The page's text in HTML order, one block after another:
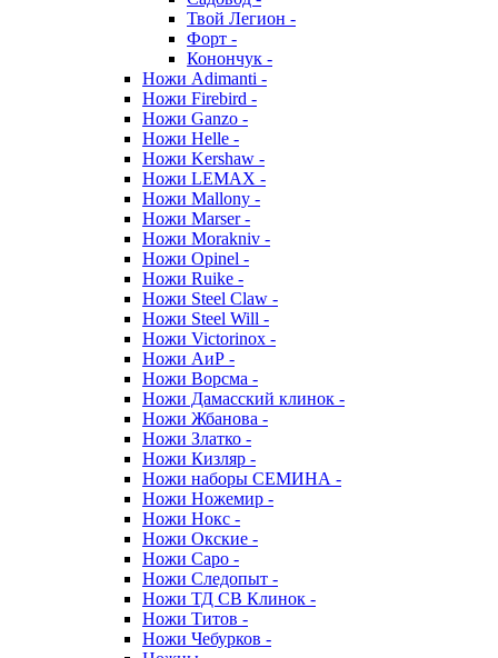
Твой Легион -
Форт -
Конончук -
Ножи Adimanti -
Ножи Firebird -
Ножи Ganzo -
Ножи Helle -
Ножи Kershaw -
Ножи LEMAX -
Ножи Mallony -
Ножи Marser -
Ножи Morakniv -
Ножи Opinel -
Ножи Ruike -
Ножи Steel Claw -
Ножи Steel Will -
Ножи Victorinox -
Ножи АиР -
Ножи Ворсма -
Ножи Дамасский клинок -
Ножи Жбанова -
Ножи Златко -
Ножи Кизляр -
Ножи наборы СЕМИНА -
Ножи Ножемир -
Ножи Нокс -
Ножи Окские -
Ножи Саро -
Ножи Следопыт -
Ножи ТД СВ Клинок -
Ножи Титов -
Ножи Чебурков -